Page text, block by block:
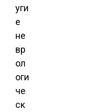
уги
е
не
вр
ол
оги
че
ск